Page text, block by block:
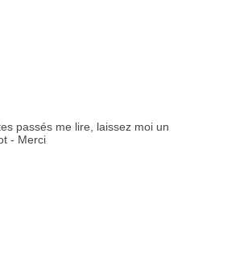
passés me lire, laissez moi un
- Merci